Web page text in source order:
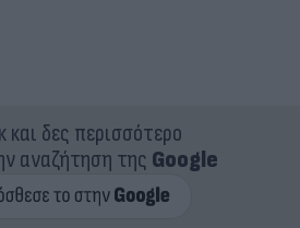
και δες περισσότερο
αναζήτηση της Google